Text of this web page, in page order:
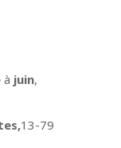
à juin,
13-79